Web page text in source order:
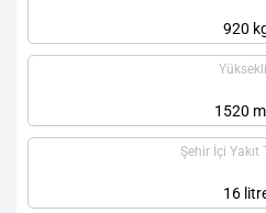
920
1520
Şehir İçi Yakıt
16